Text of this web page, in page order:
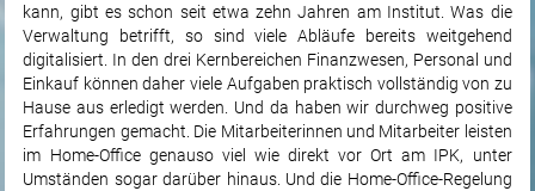
kann, gibt es schon seit etwa zehn Jahren am Institut. Was die
Verwaltung betrifft, so sind viele Abläufe bereits weitgehend
digitalisiert. In den drei Kernbereichen Finanzwesen, Personal und
Einkauf können daher viele Aufgaben praktisch vollständig von zu
Hause aus erledigt werden. Und da haben wir durchweg positive
Erfahrungen gemacht. Die Mitarbeiterinnen und Mitarbeiter leisten
im Home-Office genauso viel wie direkt vor Ort am IPK, unter
Umständen sogar darüber hinaus. Und die Home-Office-Regelung